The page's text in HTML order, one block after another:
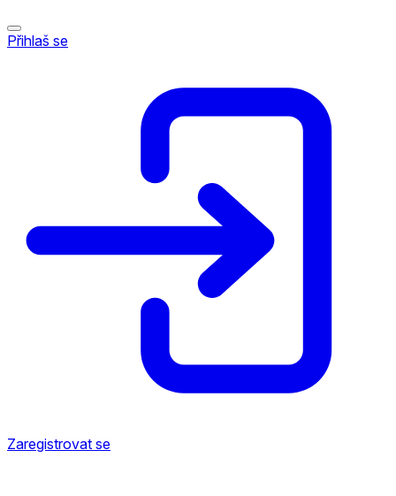
Přihlaš se
Zaregistrovat se